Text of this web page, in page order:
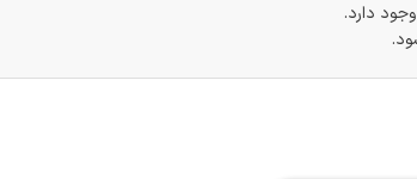
دارد.